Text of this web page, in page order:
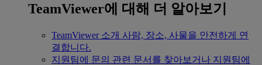
TeamViewer에 대해 더 알아보기
TeamViewer 소개 사람, 장소, 사물을 안전하게 연
결합니다.
지원팀에 문의 관련 문서를 찾아보거나 지원팀에